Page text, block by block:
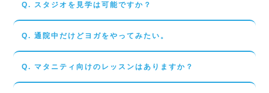
Q. スタジオを見学は可能ですか？
Q. 通院中だけどヨガをやってみたい。
Q. マタニティ向けのレッスンはありますか？